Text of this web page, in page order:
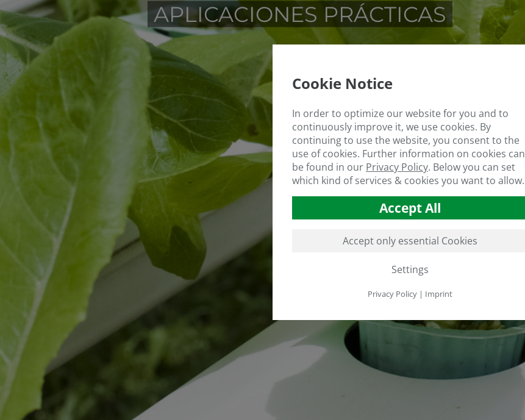
APLICACIONES PRÁCTICAS
Cookie Notice
In order to optimize our website for you and to
continuously improve it, we use cookies. By
continuing to use the website, you consent to the
use of cookies. Further information on cookies can
be found in our Privacy Policy. Below you can set
which kind of services & cookies you want to allow.
Accept All
Accept only essential Cookies
Settings
Privacy Policy| Imprint